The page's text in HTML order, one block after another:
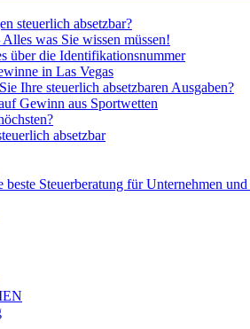
steuerlich absetzbar?
was Sie wissen müssen!
über die Identifikationsnummer
in Las Vegas
Ihre steuerlich absetzbaren Ausgaben?
Gewinn aus Sportwetten
absetzbar
Steuerberatung für Unternehmen